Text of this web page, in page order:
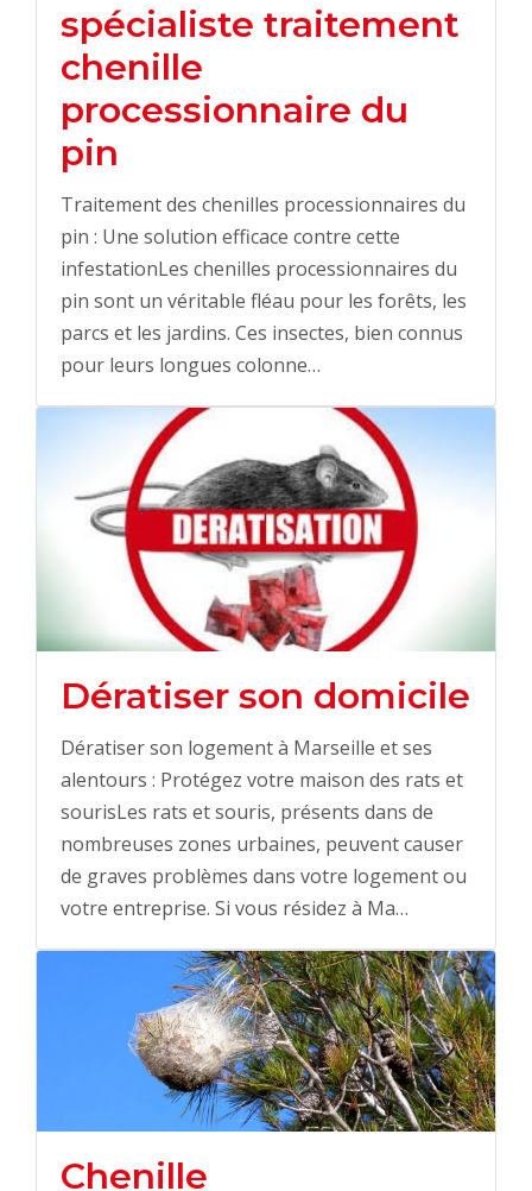
spécialiste traitement
chenille
processionnaire du
pin
Traitement des chenilles processionnaires du
pin : Une solution efficace contre cette
infestationLes chenilles processionnaires du
pin sont un véritable fléau pour les forêts, les
parcs et les jardins. Ces insectes, bien connus
pour leurs longues colonne…
Dératiser son domicile
Dératiser son logement à Marseille et ses
alentours : Protégez votre maison des rats et
sourisLes rats et souris, présents dans de
nombreuses zones urbaines, peuvent causer
de graves problèmes dans votre logement ou
votre entreprise. Si vous résidez à Ma…
Chenille